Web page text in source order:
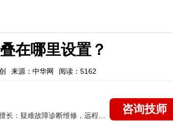
在哪里设置？
来源：中华网 阅读：5162
咨询技师